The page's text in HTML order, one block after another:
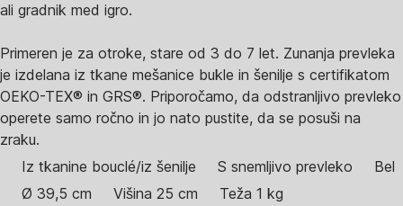
ali gradnik med igro.
Primeren je za otroke, stare od 3 do 7 let. Zunanja prevleka
je izdelana iz tkane mešanice bukle in šenilje s certifikatom
OEKO-TEX® in GRS®. Priporočamo, da odstranljivo prevleko
operete samo ročno in jo nato pustite, da se posuši na
zraku.
Iz tkanine bouclé/iz šenilje
S snemljivo prevleko
Bel
Ø 39,5 cm
Višina 25 cm Teža 1 kg